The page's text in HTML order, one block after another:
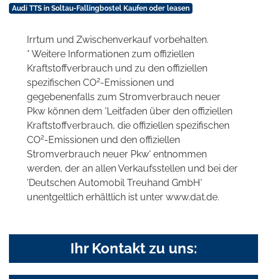
Audi TTS in Soltau-Fallingbostel Kaufen oder leasen
Irrtum und Zwischenverkauf vorbehalten.
* Weitere Informationen zum offiziellen
Kraftstoffverbrauch und zu den offiziellen
spezifischen CO2-Emissionen und
gegebenenfalls zum Stromverbrauch neuer
Pkw können dem 'Leitfaden über den offiziellen
Kraftstoffverbrauch, die offiziellen spezifischen
CO2-Emissionen und den offiziellen
Stromverbrauch neuer Pkw' entnommen
werden, der an allen Verkaufsstellen und bei der
'Deutschen Automobil Treuhand GmbH'
unentgeltlich erhältlich ist unter www.dat.de.
Ihr Kontakt zu uns: